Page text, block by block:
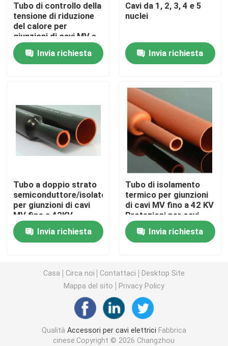
Contattaci
Notizie
Accessori per cavi elettrici
Accessori per cavi termostatici
Kit di eliminazione del contrasto a freddo
Cappotti termostatici
manica di strizzacervelli di calore
Sleeve riduttore di calore della busbar
Collegamento intrecciato in rame
Manica di identificazione
Tubo di controllo della
tensione di riduzione
del calore per
giunzioni di cavi MV e
temperature
Protezioni per cavi
elettrici
Invia richiesta
Cavi da 1, 2, 3, 4 e 5
nuclei
Invia richiesta
Tubo a doppio strato
semiconduttore/isolatore
per giunzioni di cavi
MV fino a 42KV
Protezioni per cavi
elettriciInvia richiesta
Tubo di isolamento
termico per giunzioni
di cavi MV fino a 42 KV
Protezioni per cavi
elettrici
Invia richiesta
Casa Circa noi Contattaci
Desktop Site
Mappa del sito
Privacy Policy
Qualità Accessori per cavi elettrici Fabbrica
cinese.Copyright © 2026 Changzhou